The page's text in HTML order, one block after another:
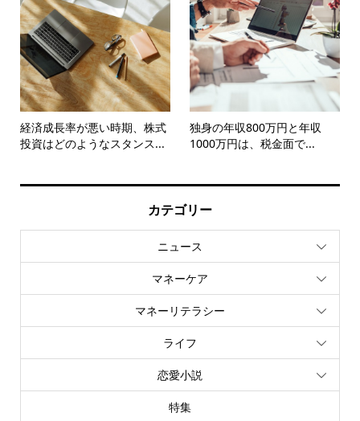
経済成長率が悪い時期、株式
投資はどのようなスタンス...
独身の年収800万円と年収
1000万円は、税金面で...
カテゴリー
ニュース
マネーケア
マネーリテラシー
ライフ
恋愛小説
特集